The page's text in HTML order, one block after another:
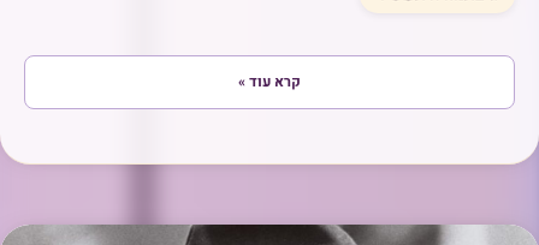
קרא עוד »